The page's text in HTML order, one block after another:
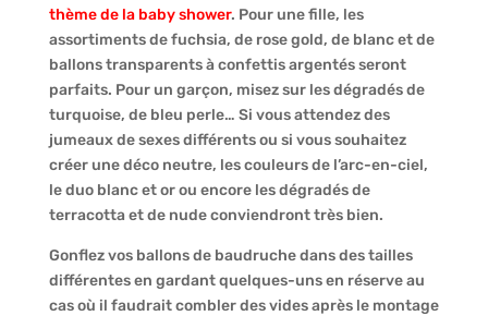
thème de la baby shower. Pour une fille, les
assortiments de fuchsia, de rose gold, de blanc et de
ballons transparents à confettis argentés seront
parfaits. Pour un garçon, misez sur les dégradés de
turquoise, de bleu perle… Si vous attendez des
jumeaux de sexes différents ou si vous souhaitez
créer une déco neutre, les couleurs de l’arc-en-ciel,
le duo blanc et or ou encore les dégradés de
terracotta et de nude conviendront très bien.
Gonflez vos ballons de baudruche dans des tailles
différentes en gardant quelques-uns en réserve au
cas où il faudrait combler des vides après le montage